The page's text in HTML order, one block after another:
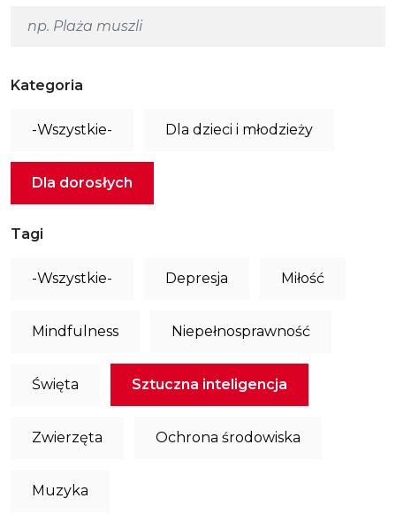
Kategoria
-Wszystkie- Dla dzieci i młodzieży
Dla dorosłych
Tagi
-Wszystkie- Depresja Miłość
Mindfulness Niepełnosprawność
Święta Sztuczna inteligencja
Zwierzęta Ochrona środowiska
Muzyka